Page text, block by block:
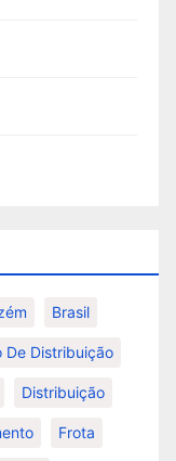
Brasil
De Distribuição
Distribuição
Frota